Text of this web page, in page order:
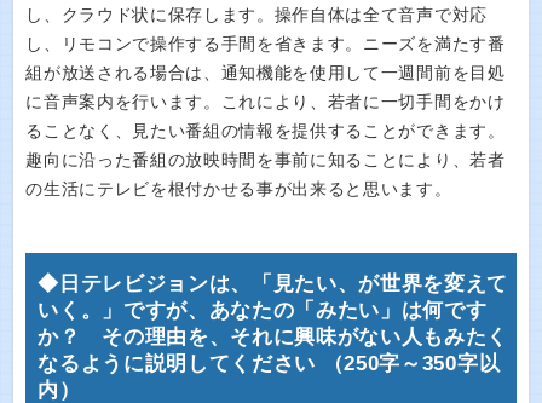
し、クラウド状に保存します。操作自体は全て音声で対応
し、リモコンで操作する手間を省きます。ニーズを満たす番
組が放送される場合は、通知機能を使用して一週間前を目処
に音声案内を行います。これにより、若者に一切手間をかけ
ることなく、見たい番組の情報を提供することができます。
趣向に沿った番組の放映時間を事前に知ることにより、若者
の生活にテレビを根付かせる事が出来ると思います。
◆日テレビジョンは、「見たい、が世界を変えて
いく。」ですが、あなたの「みたい」は何です
か？ その理由を、それに興味がない人もみたく
なるように説明してください （250字～350字以
内）